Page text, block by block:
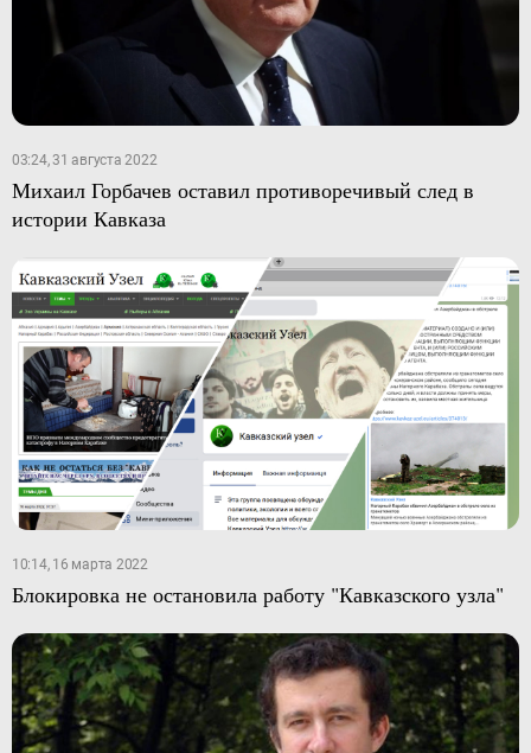
03:24, 31 августа 2022
Михаил Горбачев оставил противоречивый след в
истории Кавказа
10:14, 16 марта 2022
Блокировка не остановила работу "Кавказского узла"